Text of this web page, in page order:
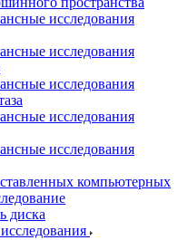
исследования
исследования
исследования
исследования
исследования
компьютерных
диска